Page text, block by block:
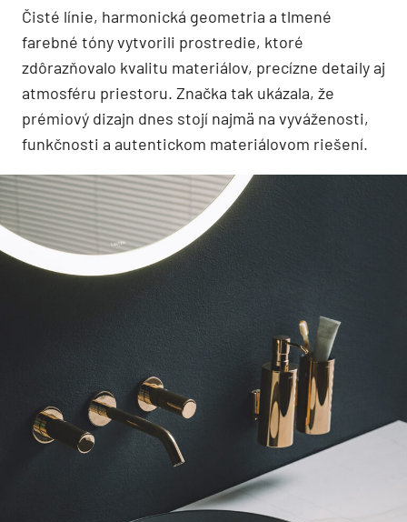
Čisté línie, harmonická geometria a tlmené
farebné tóny vytvorili prostredie, ktoré
zdôrazňovalo kvalitu materiálov, precízne detaily aj
atmosféru priestoru. Značka tak ukázala, že
prémiový dizajn dnes stojí najmä na vyváženosti,
funkčnosti a autentickom materiálovom riešení.